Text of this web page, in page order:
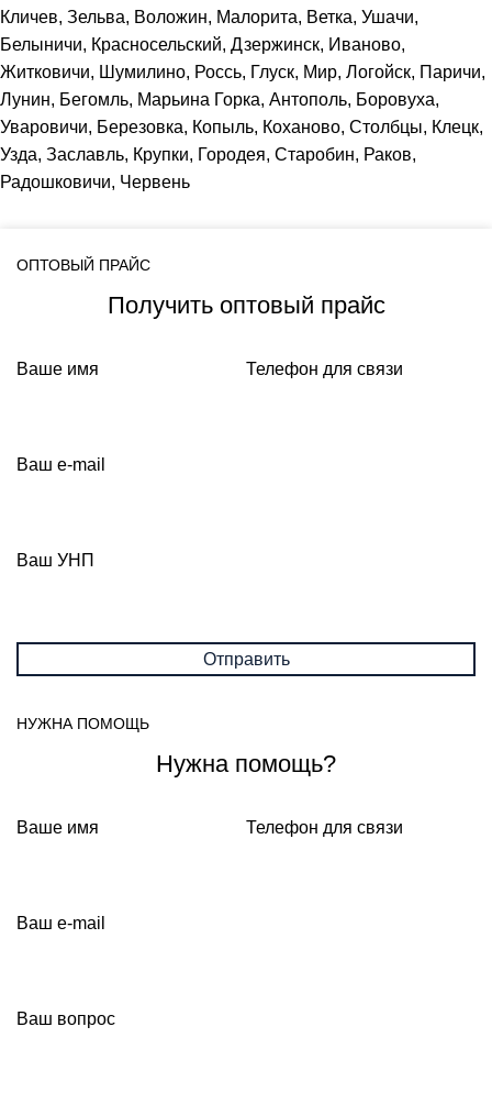
Кличев, Зельва, Воложин, Малорита, Ветка, Ушачи,
Белыничи, Красносельский, Дзержинск, Иваново,
Житковичи, Шумилино, Россь, Глуск, Мир, Логойск, Паричи,
Лунин, Бегомль, Марьина Горка, Антополь, Боровуха,
Уваровичи, Березовка, Копыль, Коханово, Столбцы, Клецк,
Узда, Заславль, Крупки, Городея, Старобин, Раков,
Радошковичи, Червень
ОПТОВЫЙ ПРАЙС
Получить оптовый прайс
Ваше имя Телефон для связи
Ваш e-mail
Ваш УНП
НУЖНА ПОМОЩЬ
Нужна помощь?
Ваше имя Телефон для связи
Ваш e-mail
Ваш вопрос